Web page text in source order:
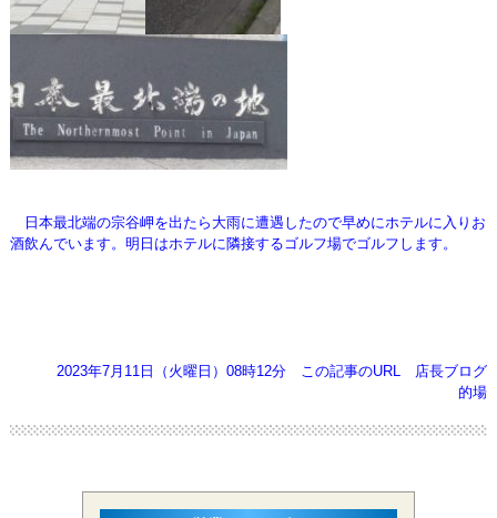
日本最北端の宗谷岬を出たら大雨に遭遇したので早めにホテルに入りお
酒飲んでいます。明日はホテルに隣接するゴルフ場でゴルフします。
2023年7月11日（火曜日）08時12分 この記事のURL
店長ブログ
的場